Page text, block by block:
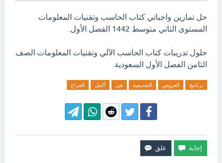
حل تمارين واجباتي كتاب الحاسب وتقنيات المعلومات
المستوى الثاني متوسط 1442 الفصل الأول.
حلول تدريبات كتاب الحاسب الآلي وتقنيات المعلومات الصف
الثامن الفصل الأول السعودية.
برنامج العروض التقديمية هي أكمل الفراغ